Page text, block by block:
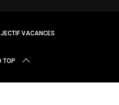
VACANCES
TOP